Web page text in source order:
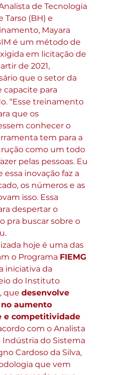
de Tecnologia
Tarso (BH) e
Mayara
é um método de
em licitação de
de 2021,
que o setor da
capacite para
“Esse treinamento
que os
conhecer o
tem para a
como um todo
pelas pessoas. Eu
inovação faz a
os números e as
isso. Essa
despertar o
pra buscar sobre o
hoje é uma das
o Programa FIEMG
iniciativa da
do Instituto
que desenvolve
aumento
e competitividade
com o Analista
Indústria do Sistema
Cardoso da Silva,
que vem